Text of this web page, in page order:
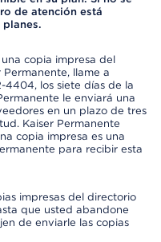
de atención está
copia impresa del
llame a
4404, los siete días de la
le enviará una
en un plazo de tres
Kaiser Permanente
copia impresa es una
para recibir esta
impresas del directorio
que usted abandone
de enviarle las copias